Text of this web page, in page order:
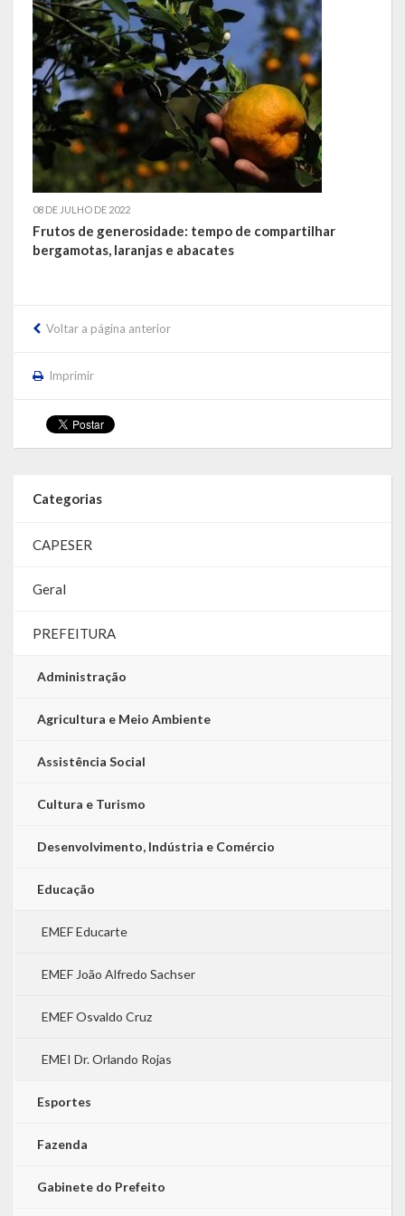
LEIS ORDINÁRIAS
LEIS COMPLEMENTARES
DECRETOS
Publicações
Regulamentos
LOA – Lei Orçamentária Anual
RC – Relatório Circunstanciado
PPA – Plano Plurianual
LDO – Lei de Diretrizes Orçamentárias
Acesso à Informação
Transparência
08 DE JULHO DE 2022
Frutos de generosidade: tempo de compartilhar
bergamotas, laranjas e abacates
Voltar a página anterior
Imprimir
Categorias
CAPESER
Geral
PREFEITURA
Administração
Agricultura e Meio Ambiente
Assistência Social
Cultura e Turismo
Desenvolvimento, Indústria e Comércio
Educação
EMEF Educarte
EMEF João Alfredo Sachser
EMEF Osvaldo Cruz
EMEI Dr. Orlando Rojas
Esportes
Fazenda
Gabinete do Prefeito